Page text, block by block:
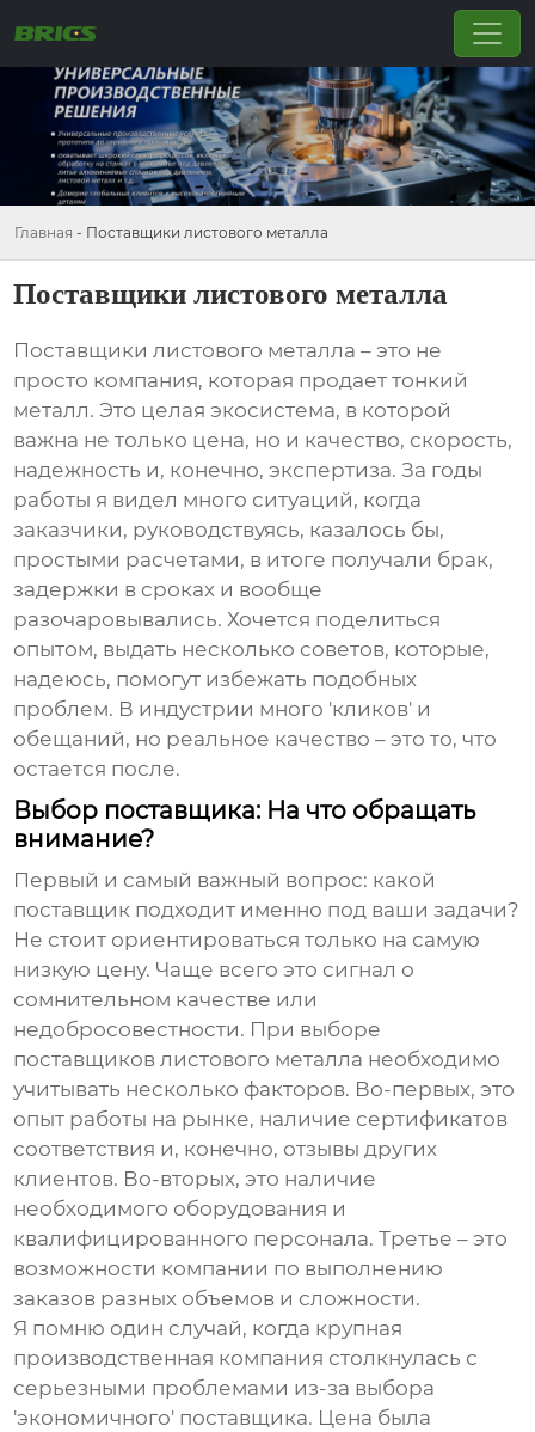
Главная - Поставщики листового металла
Поставщики листового металла
Поставщики листового металла – это не
просто компания, которая продает тонкий
металл. Это целая экосистема, в которой
важна не только цена, но и качество, скорость,
надежность и, конечно, экспертиза. За годы
работы я видел много ситуаций, когда
заказчики, руководствуясь, казалось бы,
простыми расчетами, в итоге получали брак,
задержки в сроках и вообще
разочаровывались. Хочется поделиться
опытом, выдать несколько советов, которые,
надеюсь, помогут избежать подобных
проблем. В индустрии много 'кликов' и
обещаний, но реальное качество – это то, что
остается после.
Выбор поставщика: На что обращать
внимание?
Первый и самый важный вопрос: какой
поставщик подходит именно под ваши задачи?
Не стоит ориентироваться только на самую
низкую цену. Чаще всего это сигнал о
сомнительном качестве или
недобросовестности. При выборе
поставщиков листового металла необходимо
учитывать несколько факторов. Во-первых, это
опыт работы на рынке, наличие сертификатов
соответствия и, конечно, отзывы других
клиентов. Во-вторых, это наличие
необходимого оборудования и
квалифицированного персонала. Третье – это
возможности компании по выполнению
заказов разных объемов и сложности.
Я помню один случай, когда крупная
производственная компания столкнулась с
серьезными проблемами из-за выбора
'экономичного' поставщика. Цена была